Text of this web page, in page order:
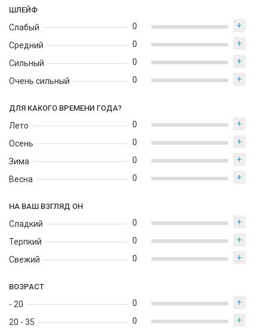
окутывая нежным, свежим и элегантным ароматным облаком.
ШЛЕЙФ
Слабый
Средний
Сильный
Очень сильный
0 +
0 +
0 +
0 +
ДЛЯ КАКОГО ВРЕМЕНИ ГОДА?
Лето
Осень
Зима
Весна
0 +
0 +
0 +
0 +
НА ВАШ ВЗГЛЯД ОН
Сладкий
Терпкий
Свежий
0 +
0 +
0 +
ВОЗРАСТ
- 20
20 - 35
0 +
0 +